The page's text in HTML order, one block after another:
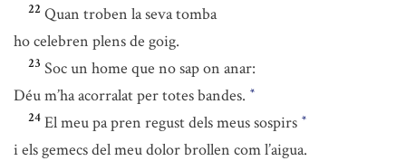
22 Quan troben la seva tomba
ho celebren plens de goig.
23 Soc un home que no sap on anar:
Déu m’ha acorralat per totes bandes. *
24 El meu pa pren regust dels meus sospirs *
i els gemecs del meu dolor brollen com l’aigua.